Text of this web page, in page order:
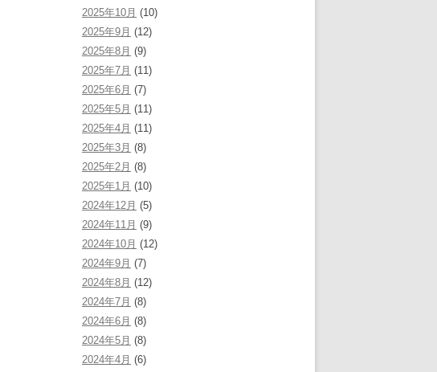
2025年10月 (10)
2025年9月 (12)
2025年8月 (9)
2025年7月 (11)
2025年6月 (7)
2025年5月 (11)
2025年4月 (11)
2025年3月 (8)
2025年2月 (8)
2025年1月 (10)
2024年12月 (5)
2024年11月 (9)
2024年10月 (12)
2024年9月 (7)
2024年8月 (12)
2024年7月 (8)
2024年6月 (8)
2024年5月 (8)
2024年4月 (6)